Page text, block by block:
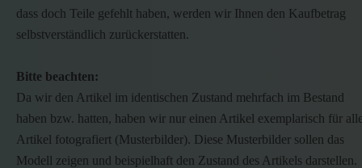
dass doch Teile gefehlt haben, werden wir Ihnen den Kaufbetrag
selbstverständlich zurückerstatten.
Bitte beachten:
Da wir den Artikel im identischen Zustand mehrfach im Bestand
haben bzw. hatten, haben wir nur einen Artikel exemplarisch für
Artikel fotografiert (Musterbilder). Diese Musterbilder sollen das
Modell zeigen und beispielhaft den Zustand des Artikels darstellen.